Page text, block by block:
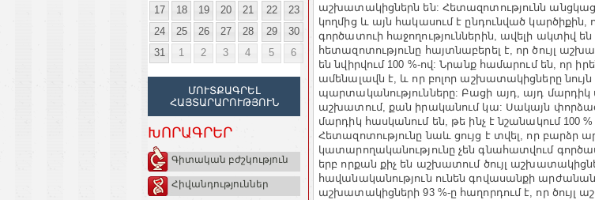
17
18 19 20 21 22
23
24
25 26 27 28 29
30
31
1 2 3 4 5 6
ՄՈՒՏՔԱԳՐԵԼ
ՀԱՅՏԱՐԱՐՈՒԹՅՈՒՆ
ԽՈՐԱԳՐԵՐ
Գիտական բժշկություն
Հիվանդություններ
աշխատակիցներն են: Հետազոտությունն
կողմից և այն հակասում է ընդունված
գործատուի հաջողություններին, ավելի ակտիվ
հետազոտությունը հայտնաբերել է, որ ծույլ
են նվիրվում 100 %-ով: Նրանք համարում են, որ
ամենալավն է, և որ բոլոր աշխատակիցները
պարտականությունները: Բացի այդ, այդ մարդիկ
աշխատում, քան իրականում կա: Սակայն
մարդիկ հասկանում են, թե ինչ է նշանակում 100
Հետազոտությունը նաև ցույց է տվել, որ բարձր
կատարողականությունը չեն գնահատվում
երբ որքան քիչ են աշխատում ծույլ
հավանականություն ունեն գովասանքի
աշխատակիցների 93 %-ը հաղորդում է, որ